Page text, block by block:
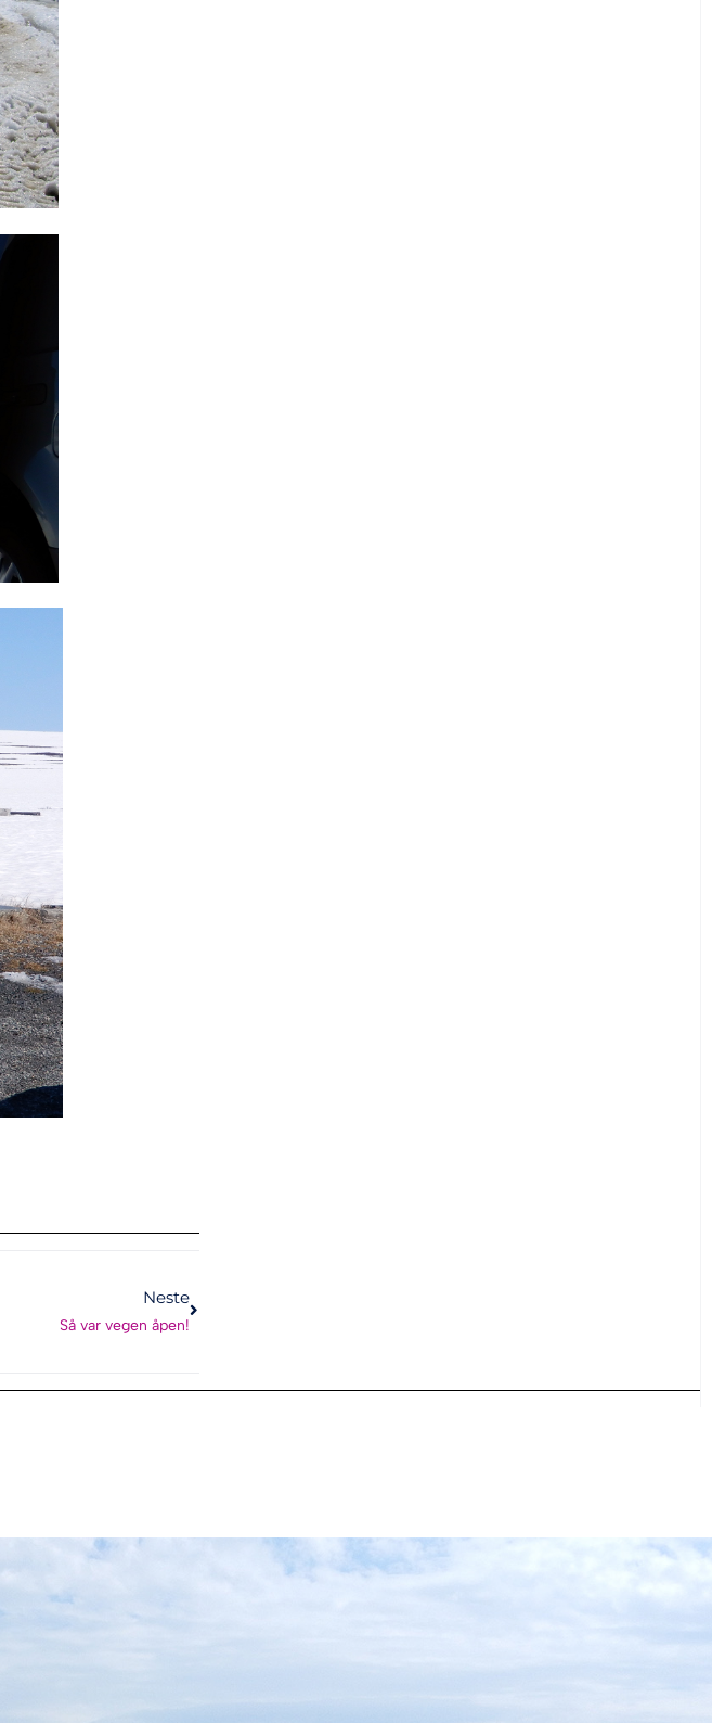
Neste
Så var vegen åpen!